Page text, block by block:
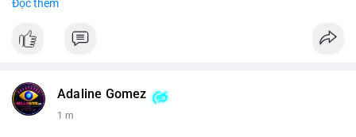
✔ Trusted Customer Support
📱 WhatsApp: +1 (681) 549-2683
#github #githubaccount #developers
#sellssmm
Đọc thêm
Adaline Gomez
1 m